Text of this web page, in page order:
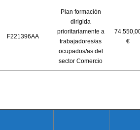
F221396AA
Plan formación
dirigida
prioritariamente a
trabajadores/as
ocupados/as del
sector Comercio
€